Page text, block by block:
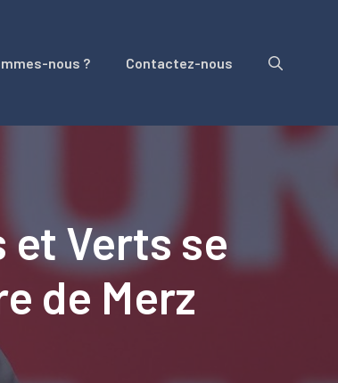
nous ? Contactez-nous
et Verts se
de Merz